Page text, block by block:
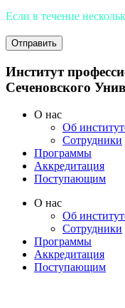
Если в течение
Отправить
Институт
Сеченовского
O нас
Oб
Сотрудники
Программы
Аккредитация
Поступающим
O нас
Oб
Сотрудники
Программы
Аккредитация
Поступающим